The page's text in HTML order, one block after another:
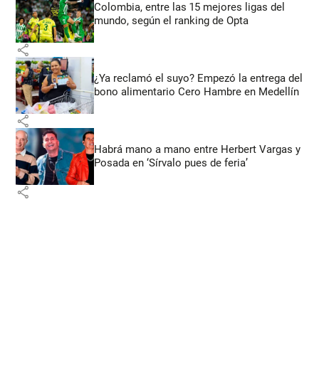
Colombia, entre las 15 mejores ligas del
mundo, según el ranking de Opta
share
¿Ya reclamó el suyo? Empezó la entrega del
bono alimentario Cero Hambre en Medellín
share
Habrá mano a mano entre Herbert Vargas y
Posada en ‘Sírvalo pues de feria’
share